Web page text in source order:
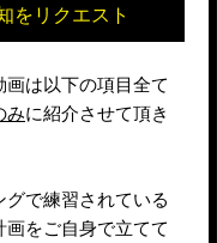
をリクエスト
は以下の項目全て
みに紹介させて頂き
グで練習されている
画をご自身で立てて